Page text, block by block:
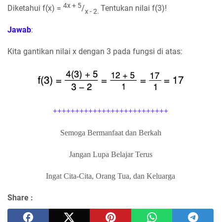
Diketahui f(x) = 4x + 5/x - 2. Tentukan nilai f(3)!
Jawab:
Kita gantikan nilai x dengan 3 pada fungsi di atas:
++++++++++++++++++++++++++
Semoga Bermanfaat dan Berkah
Jangan Lupa Belajar Terus
Ingat Cita-Cita, Orang Tua, dan Keluarga
Share :